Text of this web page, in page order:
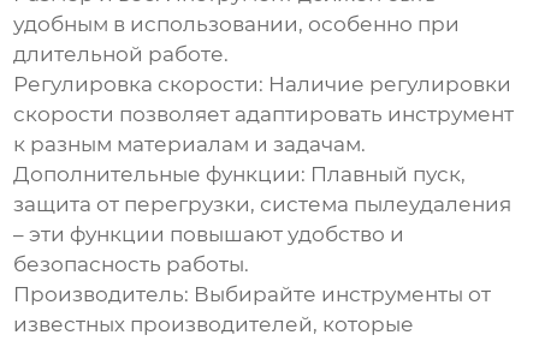
удобным в использовании, особенно при
длительной работе.
Регулировка скорости: Наличие регулировки
скорости позволяет адаптировать инструмент
к разным материалам и задачам.
Дополнительные функции: Плавный пуск,
защита от перегрузки, система пылеудаления
– эти функции повышают удобство и
безопасность работы.
Производитель: Выбирайте инструменты от
известных производителей, которые